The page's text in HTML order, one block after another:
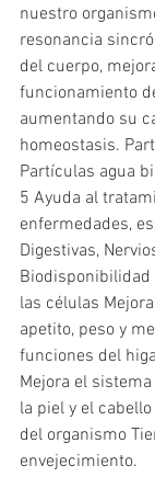
nuestro
resonancia
del cuerpo,
funcionamiento
aumentando su
homeostasis.
Partículas agua
5 Ayuda al
enfermedades,
Digestivas,
las células
apetito, peso y
funciones del
Mejora el
la piel y el
del organismo
envejecimiento.